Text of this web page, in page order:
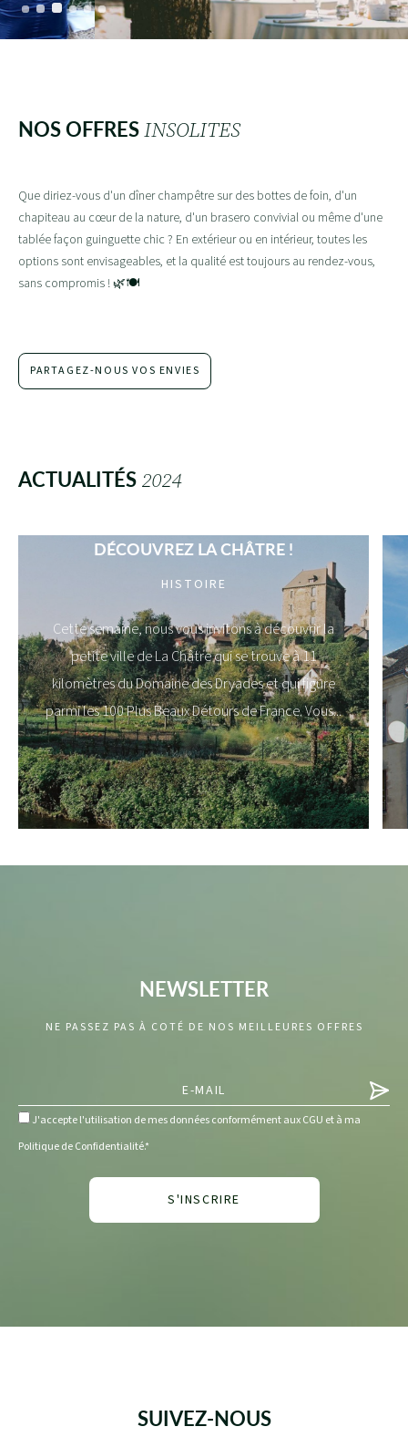
NOS OFFRESINSOLITES
Que diriez-vous d'un dîner champêtre sur des bottes de foin, d'un
chapiteau au cœur de la nature, d'un brasero convivial ou même d'une
tablée façon guinguette chic ? En extérieur ou en intérieur, toutes les
options sont envisageables, et la qualité est toujours au rendez-vous,
sans compromis ! 🌿🍽️
PARTAGEZ-NOUS VOS ENVIES
ACTUALITÉS 2024
DÉCOUVREZ LA CHÂTRE !
HISTOIRE
Cette semaine, nous vous invitons à découvrir la
petite ville de La Châtre qui se trouve à 11
kilomètres du Domaine des Dryades et qui figure
parmi les 100 Plus Beaux Détours de France. Vous...
EN SAVOIR PLUS
NEWSLETTER
NE PASSEZ PAS À COTÉ DE NOS MEILLEURES OFFRES
J'accepte l'utilisation de mes données conformément aux CGU et à ma
Politique de Confidentialité.*
SUIVEZ-NOUS